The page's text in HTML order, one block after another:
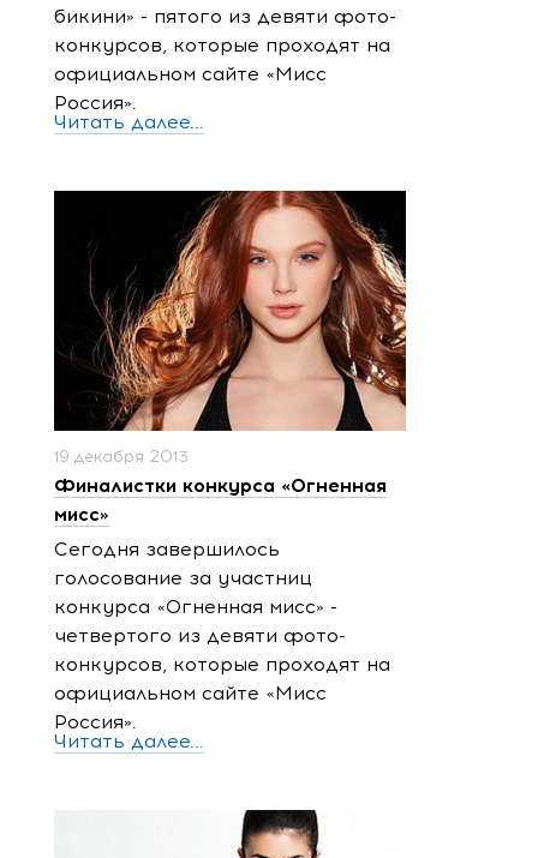
бикини» - пятого из девяти фото-
конкурсов, которые проходят на
официальном сайте «Мисс
Россия».
Читать далее...
19 декабря 2013
Финалистки конкурса «Огненная
мисс»
Сегодня завершилось
голосование за участниц
конкурса «Огненная мисс» -
четвертого из девяти фото-
конкурсов, которые проходят на
официальном сайте «Мисс
Россия».
Читать далее...